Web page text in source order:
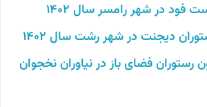
در شهر رامسر سال 1402
دیجنت در شهر رشت سال 1402
رستوران فضای باز در نیاوران نخجوان